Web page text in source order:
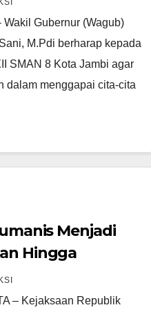
Cita-cita
Gubernur (Wagub)
M.Pdi berharap kepada
SMAN 8 Kota Jambi agar
dalam menggapai cita-cita
Menjadi
Hingga
– Kejaksaan Republik